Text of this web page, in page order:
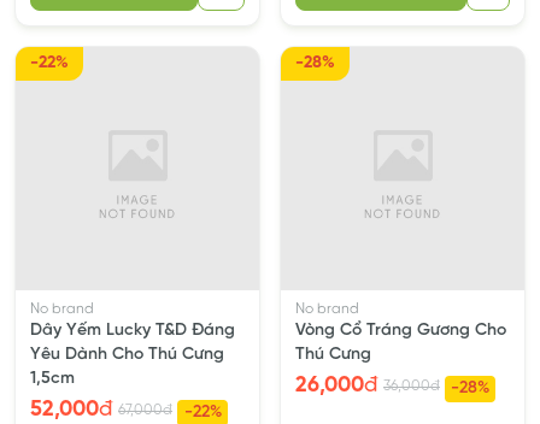
-22%
No brand
Dây Yếm Lucky T&D Đáng
Yêu Dành Cho Thú Cưng
1,5cm
52,000đ 67,000đ -22%
-28%
No brand
Vòng Cổ Tráng Gương Cho
Thú Cưng
26,000đ 36,000đ -28%